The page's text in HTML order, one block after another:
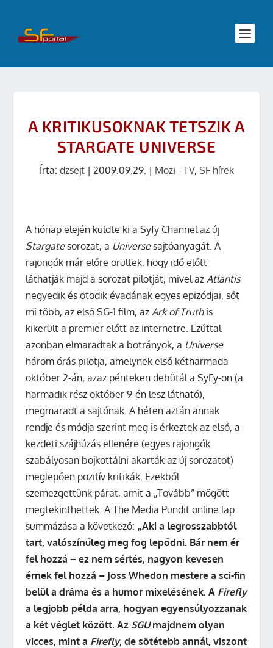
A KRITIKUSOKNAK TETSZIK A
STARGATE UNIVERSE
Írta: dzsejt| 2009.09.29. | Mozi - TV, SF hírek
A hónap elején küldte ki a Syfy Channel az új
Stargatesorozat, a Universesajtóanyagát. A
rajongók már előre örültek, hogy idő előtt
láthatják majd a sorozat pilotját, mivel azAtlantis
negyedik és ötödik évadának egyes epizódjai, sőt
mi több, az első SG-1 film, azArk of Truthis
kikerült a premier előtt az internetre. Ezúttal
azonban elmaradtak a botrányok, a Universe
három órás pilotja, amelynek első kétharmada
október 2-án, azaz pénteken debütál a SyFy-on (a
harmadik rész október 9-én lesz látható),
megmaradt a sajtónak. A héten aztán annak
rendje és módja szerint meg is érkeztek az első, a
kezdeti szájhúzás ellenére (egyes rajongók
szabályosan bojkottálni akarták az új sorozatot)
meglepően pozitív kritikák. Ezekből
szemezgettünk párat, amit a „Tovább” mögött
megtekinthettek.A The Media Pundit online lap
summázása a következő: „Aki a legrosszabbtól
tart, valószínűleg meg fog lepődni. Bár nem ér
fel hozzá – ez nem sértés, nagyon kevesen
érnek fel hozzá – Joss Whedon mestere a sci-fin
belül a dráma és a humor mixelésének. A Firefly
a legjobb példa arra, hogyan egyensúlyozzanak
a két véglet között. Az SGUmajdnem olyan
vicces, mint a Firefly, de sötétebb annál, viszont